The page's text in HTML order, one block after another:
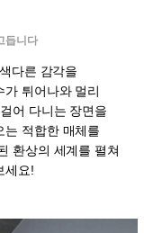
듭니다
다른 감각을
튀어나와 멀리
어 다니는 장면을
는 적합한 매체를
환상의 세계를 펼쳐
세요!